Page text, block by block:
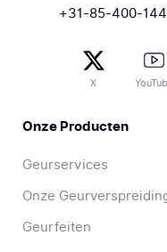
+31-85-400-
X
Onze Producten
Geurservices
Onze
Geurfeiten